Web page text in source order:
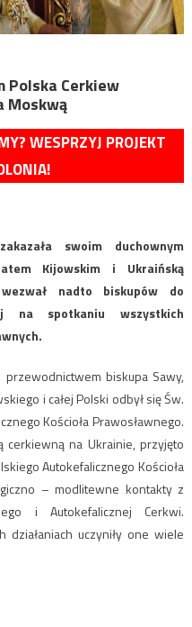
Polska Cerkiew
Moskwą
WESPRZYJ PROJEKT
swoim duchownym
Kijowskim i Ukraińską
nadto biskupów do
na spotkaniu wszystkich
biskupa Sawy,
i całej Polski odbył się Św.
Kościoła Prawosławnego.
cerkiewną na Ukrainie, przyjęto
Autokefalicznego Kościoła
– modlitewne kontakty z
i Autokefalicznej Cerkwi.
uczyniły one wiele